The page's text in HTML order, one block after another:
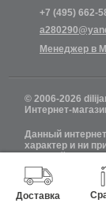
+7 (495) 662-
Менеджер в
© 2006-2026
Интернет-
Данный
характер и ни
офертой,
Гражданского
шин и дисков на
но не включает
Доставка